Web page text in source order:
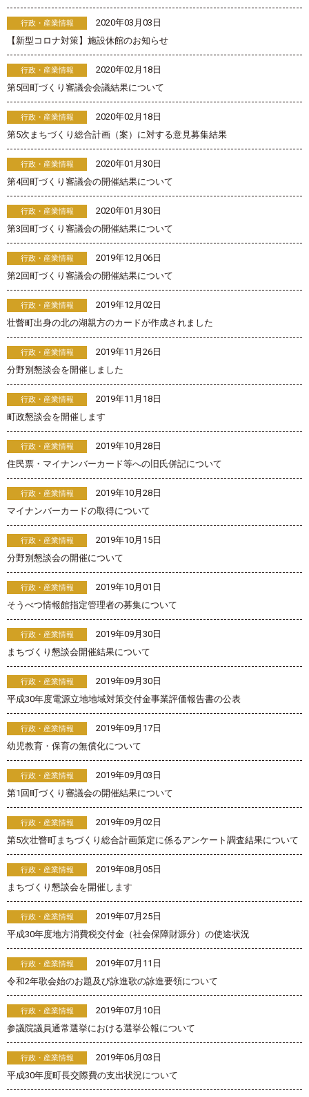
行政・産業情報
2020年03月03日
【新型コロナ対策】施設休館のお知らせ
行政・産業情報
2020年02月18日
第5回町づくり審議会会議結果について
行政・産業情報
2020年02月18日
第5次まちづくり総合計画（案）に対する意見募集結果
行政・産業情報
2020年01月30日
第4回町づくり審議会の開催結果について
行政・産業情報
2020年01月30日
第3回町づくり審議会の開催結果について
行政・産業情報
2019年12月06日
第2回町づくり審議会の開催結果について
行政・産業情報
2019年12月02日
壮瞥町出身の北の湖親方のカードが作成されました
行政・産業情報
2019年11月26日
分野別懇談会を開催しました
行政・産業情報
2019年11月18日
町政懇談会を開催します
行政・産業情報
2019年10月28日
住民票・マイナンバーカード等への旧氏併記について
行政・産業情報
2019年10月28日
マイナンバーカードの取得について
行政・産業情報
2019年10月15日
分野別懇談会の開催について
行政・産業情報
2019年10月01日
そうべつ情報館指定管理者の募集について
行政・産業情報
2019年09月30日
まちづくり懇談会開催結果について
行政・産業情報
2019年09月30日
平成30年度電源立地地域対策交付金事業評価報告書の公表
行政・産業情報
2019年09月17日
幼児教育・保育の無償化について
行政・産業情報
2019年09月03日
第1回町づくり審議会の開催結果について
行政・産業情報
2019年09月02日
第5次壮瞥町まちづくり総合計画策定に係るアンケート調査結果について
行政・産業情報
2019年08月05日
まちづくり懇談会を開催します
行政・産業情報
2019年07月25日
平成30年度地方消費税交付金（社会保障財源分）の使途状況
行政・産業情報
2019年07月11日
令和2年歌会始のお題及び詠進歌の詠進要領について
行政・産業情報
2019年07月10日
参議院議員通常選挙における選挙公報について
行政・産業情報
2019年06月03日
平成30年度町長交際費の支出状況について